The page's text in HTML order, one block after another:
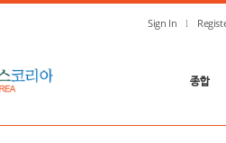
Sign In
종합